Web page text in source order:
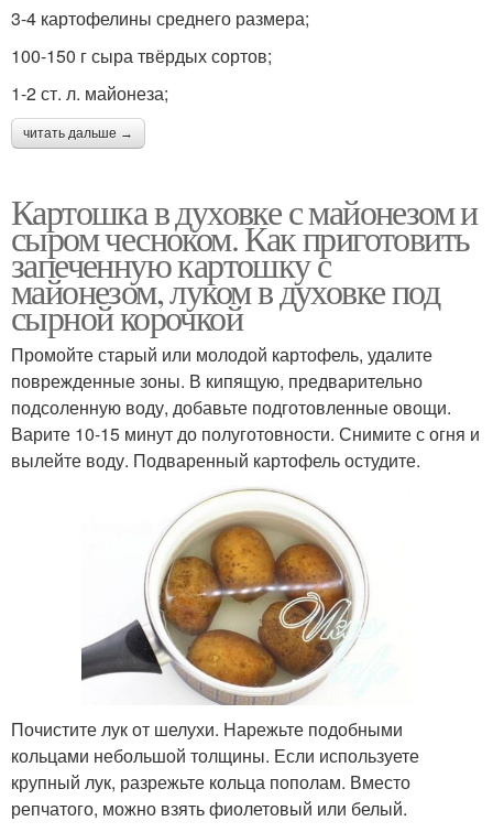
3-4 картофелины среднего размера;
100-150 г сыра твёрдых сортов;
1-2 ст. л. майонеза;
читать дальше →
Картошка в духовке с майонезом и
сыром чесноком. Как приготовить
запеченную картошку с
майонезом, луком в духовке под
сырной корочкой
Промойте старый или молодой картофель, удалите
поврежденные зоны. В кипящую, предварительно
подсоленную воду, добавьте подготовленные овощи.
Варите 10-15 минут до полуготовности. Снимите с огня и
вылейте воду. Подваренный картофель остудите.
Почистите лук от шелухи. Нарежьте подобными
кольцами небольшой толщины. Если используете
крупный лук, разрежьте кольца пополам. Вместо
репчатого, можно взять фиолетовый или белый.